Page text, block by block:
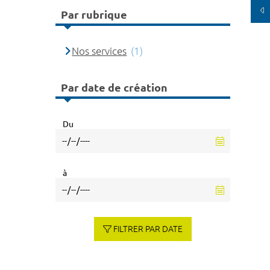
Par rubrique
Nos services (1)
Par date de création
Du
à
FILTRER PAR DATE